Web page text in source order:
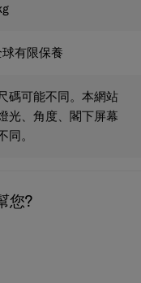
有限保養
碼可能不同。本網站
光、角度、閣下屏幕
。
您?